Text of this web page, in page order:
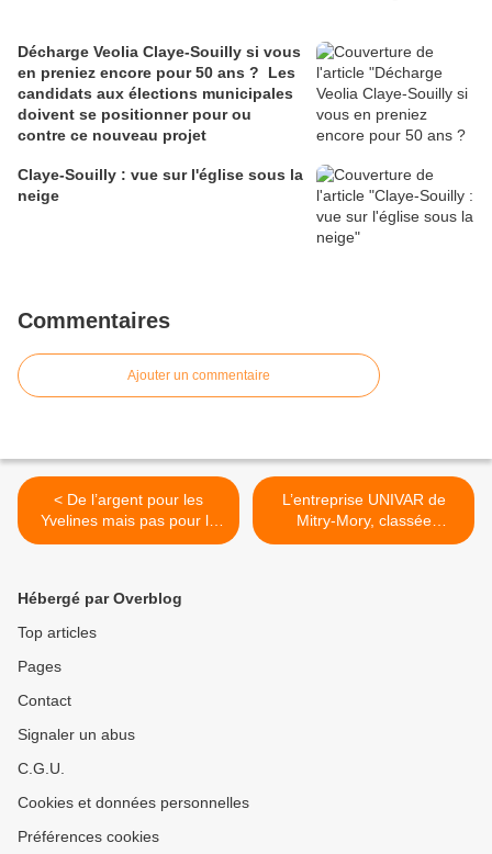
Décharge Veolia Claye-Souilly si vous
en preniez encore pour 50 ans ? Les
candidats aux élections municipales
doivent se positionner pour ou
contre ce nouveau projet
Claye-Souilly : vue sur l'église sous la
neige
Commentaires
Ajouter un commentaire
< De l’argent pour les
Yvelines mais pas pour la
Seine et Marne : le Sous-
phase de l’étude de zone
nord ouest 77 ne sera pas
L’entreprise UNIVAR de
Mitry-Mory, classée
SEVESO, a reçu une
Hébergé par Overblog
Top articles
Pages
Contact
Signaler un abus
C.G.U.
Cookies et données personnelles
Préférences cookies